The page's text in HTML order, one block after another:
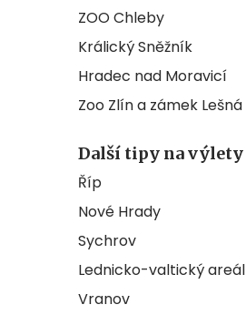
ZOO Chleby
Králický Sněžník
Hradec nad Moravicí
Zoo Zlín a zámek Lešná
Další tipy na výlety
Říp
Nové Hrady
Sychrov
Lednicko-valtický areál
Vranov